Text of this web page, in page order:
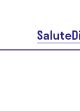
Salute